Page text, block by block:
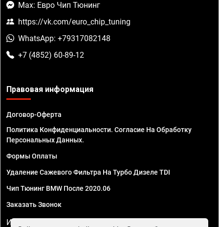
Max: Евро Чип Тюнинг
https://vk.com/euro_chip_tuning
WhatsApp: +79317082148
+7 (4852) 60-89-12
Правовая информация
Договор-Оферта
Политика Конфиденциальности. Согласие На Обработку
Персональных Данных.
Формы Оплаты
Удаление Сажевого Фильтра На Турбо Дизеле TDI
Чип Тюнинг BMW После 2020.06
Заказать Звонок
ИП Смирнов Георгий Павлович. ИНН 781302555843,